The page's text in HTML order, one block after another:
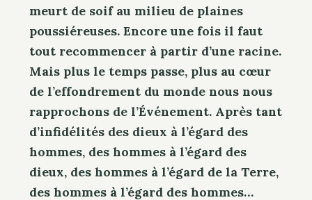
meurt de soif au milieu de plaines
poussiéreuses. Encore une fois il faut
tout recommencer à partir d’une racine.
Mais plus le temps passe, plus au cœur
de l’effondrement du monde nous nous
rapprochons de l’Événement. Après tant
d’infidélités des dieux à l’égard des
hommes, des hommes à l’égard des
dieux, des hommes à l’égard de la Terre,
des hommes à l’égard des hommes…